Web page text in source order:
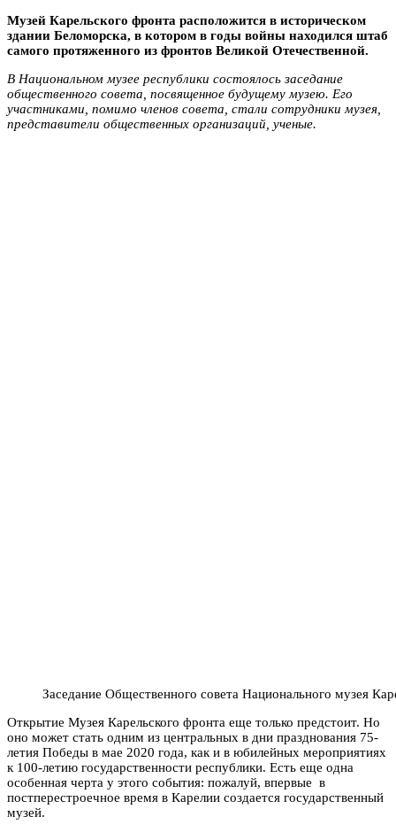
Музей Карельского фронта расположится в историческом
здании Беломорска, в котором в годы войны находился штаб
самого протяженного из фронтов Великой Отечественной.
В Национальном музее республики состоялось заседание
общественного совета, посвященное будущему музею. Его
участниками, помимо членов совета, стали сотрудники музея,
представители общественных организаций, ученые.
Заседание Общественного совета Национального музея
Открытие Музея Карельского фронта еще только предстоит. Но
оно может стать одним из центральных в дни празднования 75-
летия Победы в мае 2020 года, как и в юбилейных мероприятиях
к 100-летию государственности республики. Есть еще одна
особенная черта у этого события: пожалуй, впервые в
постперестроечное время в Карелии создается государственный
музей.